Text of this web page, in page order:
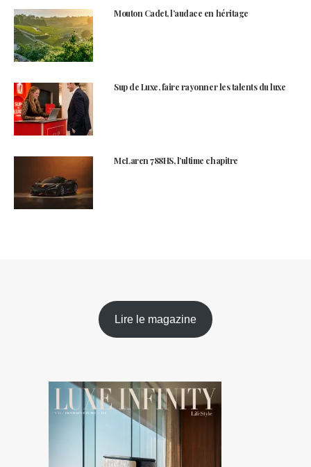
Mouton Cadet, l’audace en héritage
Sup de Luxe, faire rayonner les talents du luxe
McLaren 788HS, l’ultime chapitre
Lire le magazine